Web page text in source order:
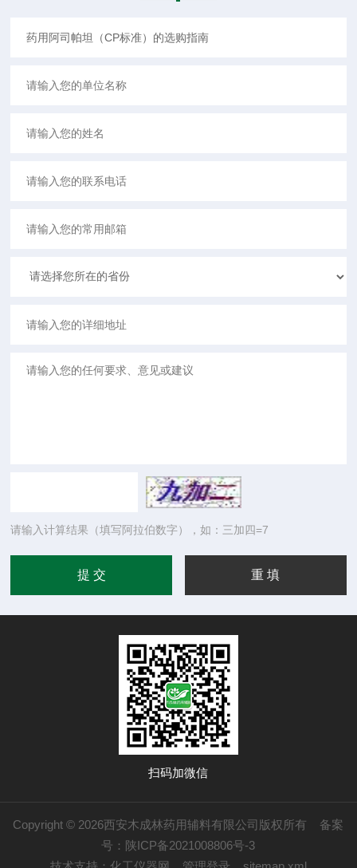
请输入计算结果（填写阿拉伯数字），如：三加四=7
扫码加微信
Copyright © 2026西安木成林药用辅料有限公司版权所有 备案
号：陕ICP备2021008806号-3